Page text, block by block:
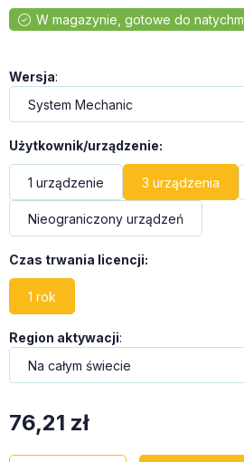
Wersja:
Użytkownik/urządzenie:
1 urządzenie 3 urządzenia
Nieograniczony urządzeń
Czas trwania licencji:
1 rok
Region aktywacji:
76,21 zł